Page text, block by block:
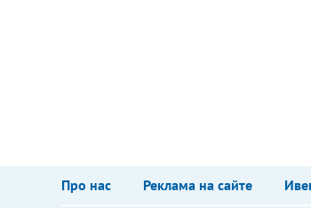
Про нас Реклама на сайте